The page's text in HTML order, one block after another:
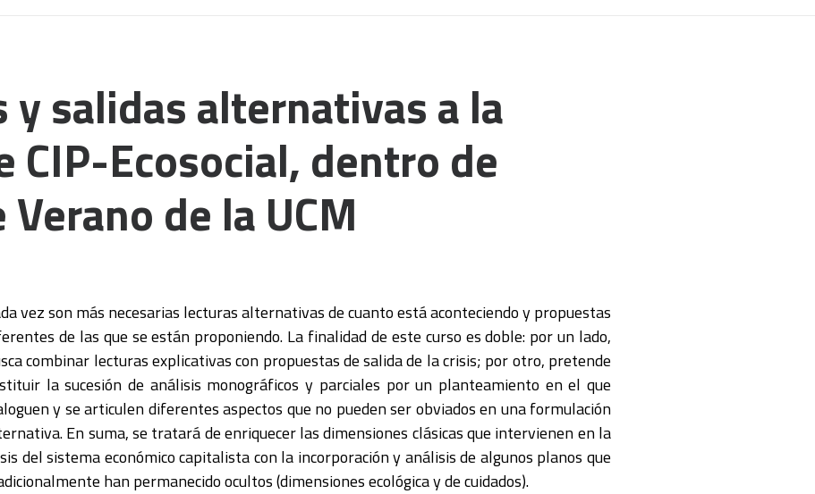
y salidas alternativas a la
CIP-Ecosocial, dentro de
de la UCM
vez son más necesarias lecturas alternativas de cuanto está aconteciendo y propuestas
de las que se están proponiendo. La finalidad de este curso es doble: por un lado,
combinar lecturas explicativas con propuestas de salida de la crisis; por otro, pretende
la sucesión de análisis monográficos y parciales por un planteamiento en el que
y se articulen diferentes aspectos que no pueden ser obviados en una formulación
En suma, se tratará de enriquecer las dimensiones clásicas que intervienen en la
del sistema económico capitalista con la incorporación y análisis de algunos planos que
han permanecido ocultos (dimensiones ecológica y de cuidados).